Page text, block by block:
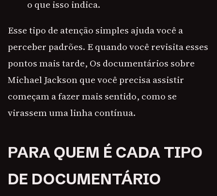
o que isso indica.
Esse tipo de atenção simples ajuda você a
perceber padrões. E quando você revisita esses
pontos mais tarde, Os documentários sobre
Michael Jackson que você precisa assistir
começam a fazer mais sentido, como se
virassem uma linha contínua.
PARA QUEM É CADA TIPO
DE DOCUMENTÁRIO